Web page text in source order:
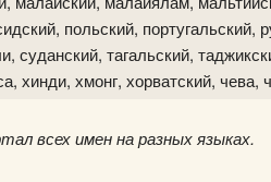
польский, португальский,
суданский, тагальский,
хинди, хмонг, хорватский,
всех имен на разных языках.